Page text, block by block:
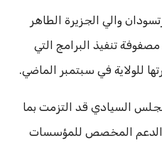
والي الجزيرة الطاهر
تنفيذ البرامج التي
للولاية في سبتمبر الماضي.
السيادي قد التزمت بما
الدعم المخصص للمؤسسات